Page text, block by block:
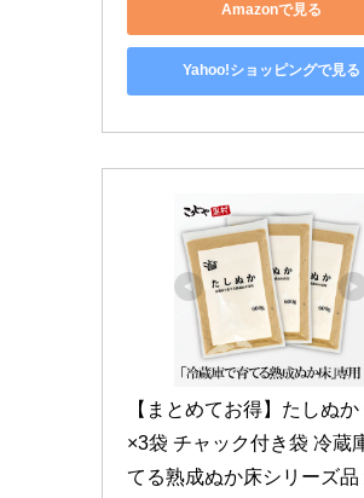
Amazonで見る
Yahoo!ショッピングで見る
【まとめてお得】たしぬか
×3袋 チャック付き袋 冷蔵
てる熟成ぬか床シリーズ品